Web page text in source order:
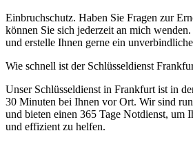
Einbruchschutz. Haben Sie Fragen zur
können Sie sich jederzeit an mich
und erstelle Ihnen gerne ein
Wie schnell ist der Schlüsseldienst
Unser Schlüsseldienst in Frankfurt ist in
30 Minuten bei Ihnen vor Ort. Wir sind
und bieten einen 365 Tage Notdienst, um
und effizient zu helfen.